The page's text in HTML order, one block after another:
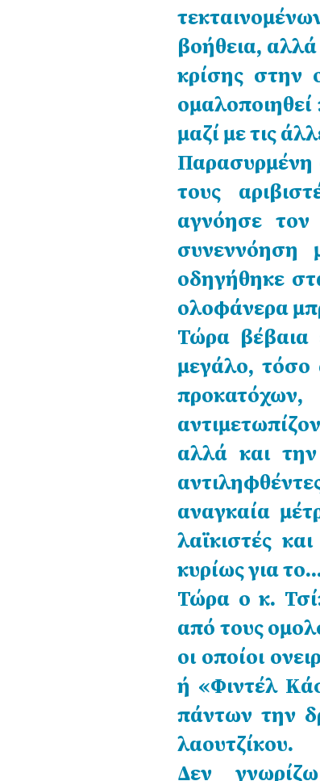
βοήθεια,
κρίσης στην
μαζί με τις
Παρασυρμένη
τους
αγνόησε
συνεννόηση
οδηγήθηκε
ολοφάνερα
Τώρα βέβαια
μεγάλο, τόσο
αλλά και
αναγκαία
λαϊκιστές
κυρίως για
Τώρα ο κ.
από τους
οι οποίοι
ή «Φιντέλ
πάντων την
λαουτζίκου.
Δεν